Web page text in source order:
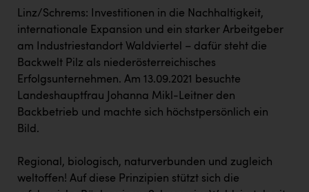
KEBA
KIWI Kinderwunsch Institut Dr. Loimer
KLIPP Frisör
Kleider Bauer
Kremsmüller Anlagenbau GmbH
Oldtimer Raststationen und Motorhotels
Linz/Schrems: Investitionen in die Nachhaltigkeit,
internationale Expansion und ein starker Arbeitgeber
am Industriestandort Waldviertel – dafür steht die
Backwelt Pilz als niederösterreichisches
Erfolgsunternehmen. Am 13.09.2021 besuchte
Landeshauptfrau Johanna Mikl-Leitner den
Backbetrieb und machte sich höchstpersönlich ein
Bild.
Regional, biologisch, naturverbunden und zugleich
weltoffen! Auf diese Prinzipien stützt sich die